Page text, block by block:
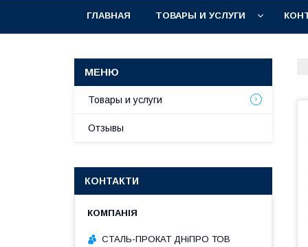
ГЛАВНАЯ ТОВАРЫ И УСЛУГИ
Товары и услуги
Отзывы
КОНТАКТИ
СТАЛЬ-ПРОКАТ ДНіПРО ТОВ